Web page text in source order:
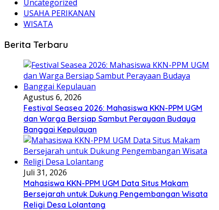
Uncategorized
USAHA PERIKANAN
WISATA
Berita Terbaru
Agustus 6, 2026
Festival Seasea 2026: Mahasiswa KKN-PPM UGM
dan Warga Bersiap Sambut Perayaan Budaya
Banggai Kepulauan
Juli 31, 2026
Mahasiswa KKN-PPM UGM Data Situs Makam
Bersejarah untuk Dukung Pengembangan Wisata
Religi Desa Lolantang